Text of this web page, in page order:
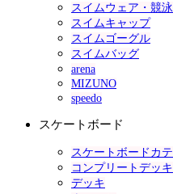
スイムウェア・競
スイムキャップ
スイムゴーグル
スイムバッグ
arena
MIZUNO
speedo
スケートボード
スケートボードカ
コンプリートデッキ
デッキ